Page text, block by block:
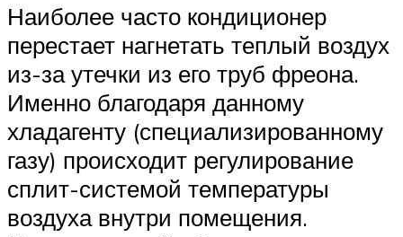
Наиболее часто кондиционер
перестает нагнетать теплый воздух
из-за утечки из его труб фреона.
Именно благодаря данному
хладагенту (специализированному
газу) происходит регулирование
сплит-системой температуры
воздуха внутри помещения.